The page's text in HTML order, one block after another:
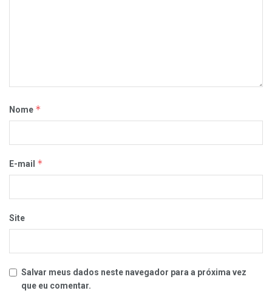
Nome *
E-mail *
Site
Salvar meus dados neste navegador para a próxima vez
que eu comentar.